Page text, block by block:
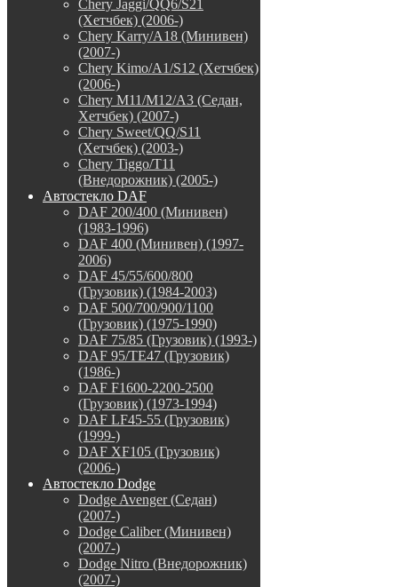
Chery Jaggi/QQ6/S21
(Хетчбек) (2006-)
Chery Karry/A18 (Минивен)
(2007-)
Chery Kimo/A1/S12 (Хетчбек)
(2006-)
Chery M11/M12/A3 (Седан,
Хетчбек) (2007-)
Chery Sweet/QQ/S11
(Хетчбек) (2003-)
Chery Tiggo/T11
(Внедорожник) (2005-)
Автостекло DAF
DAF 200/400 (Минивен)
(1983-1996)
DAF 400 (Минивен) (1997-
2006)
DAF 45/55/600/800
(Грузовик) (1984-2003)
DAF 500/700/900/1100
(Грузовик) (1975-1990)
DAF 75/85 (Грузовик) (1993-)
DAF 95/TE47 (Грузовик)
(1986-)
DAF F1600-2200-2500
(Грузовик) (1973-1994)
DAF LF45-55 (Грузовик)
(1999-)
DAF XF105 (Грузовик)
(2006-)
Автостекло Dodge
Dodge Avenger (Седан)
(2007-)
Dodge Caliber (Минивен)
(2007-)
Dodge Nitro (Внедорожник)
(2007-)